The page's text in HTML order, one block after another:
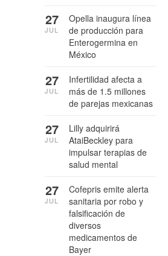
Opella inaugura línea
de producción para
Enterogermina en
México
27
JUL
Infertilidad afecta a
más de 1.5 millones
de parejas mexicanas
27
JUL
Lilly adquirirá
AtaiBeckley para
impulsar terapias de
salud mental
27
JUL
Cofepris emite alerta
sanitaria por robo y
falsificación de
diversos
medicamentos de
Bayer
27
JUL